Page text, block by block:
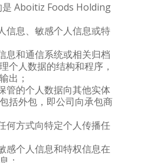
是 Aboitiz Foods Holding
信息、敏感个人信息或特
息和通信系统或相关归档
个人数据的结构和程序，
出；
管的个人数据向其他实体
括外包，即公司向承包商
何方式向特定个人传播任
感个人信息和特权信息在